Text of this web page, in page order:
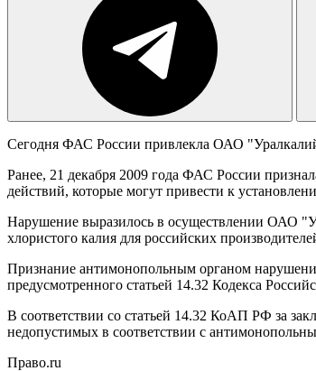
Сегодня ФАС России привлекла ОАО
Ранее, 21 декабря 2009 года ФАС России
действий, которые могут привести к
Нарушение выразилось в осуществлении ОАО
хлористого калия для российских
Признание антимонопольным органом
предусмотренного статьей 14.32 Кодекса
В соответствии со статьей 14.32 КоАП РФ за
недопустимых в соответствии с
Право.ru